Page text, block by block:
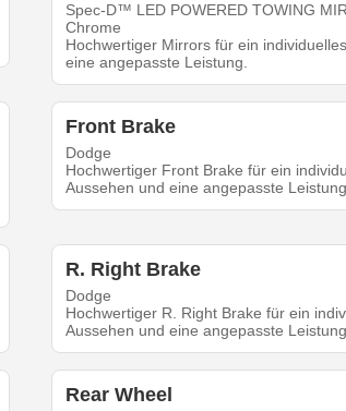
Spec-D™ LED POWERED TOWING
Chrome
Hochwertiger Mirrors für ein
eine angepasste Leistung.
Front Brake
Dodge
Hochwertiger Front Brake für ein
Aussehen und eine angepasste Leistung.
R. Right Brake
Dodge
Hochwertiger R. Right Brake für ein
Aussehen und eine angepasste Leistung.
Rear Wheel